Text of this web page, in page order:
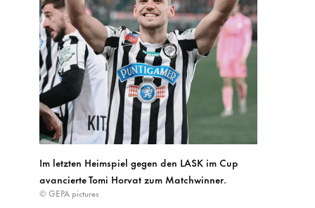
Im letzten Heimspiel gegen den LASK im Cup
avancierte Tomi Horvat zum Matchwinner.
© GEPA pictures